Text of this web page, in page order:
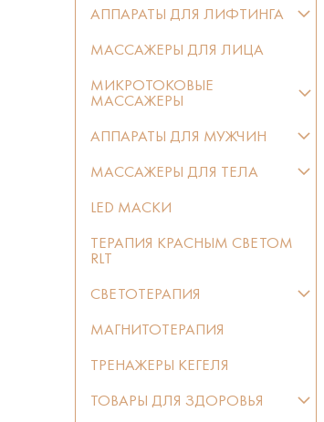
АППАРАТЫ ДЛЯ ЛИФТИНГА
МАССАЖЕРЫ ДЛЯ ЛИЦА
МИКРОТОКОВЫЕ
МАССАЖЕРЫ
АППАРАТЫ ДЛЯ МУЖЧИН
МАССАЖЕРЫ ДЛЯ ТЕЛА
LED МАСКИ
ТЕРАПИЯ КРАСНЫМ СВЕТОМ
RLT
СВЕТОТЕРАПИЯ
МАГНИТОТЕРАПИЯ
ТРЕНАЖЕРЫ КЕГЕЛЯ
ТОВАРЫ ДЛЯ ЗДОРОВЬЯ